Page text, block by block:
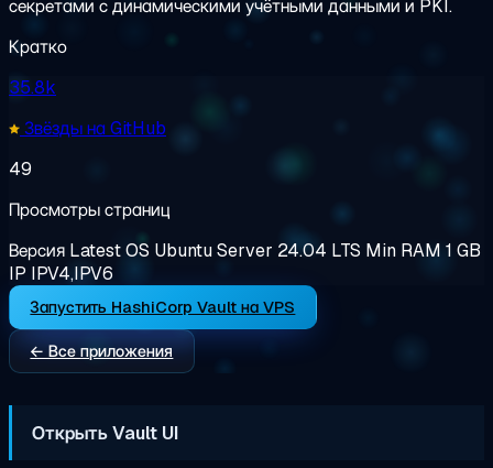
секретами с динамическими учётными данными и PKI.
Кратко
35.8k
Звёзды на GitHub
49
Просмотры страниц
Версия LatestOS Ubuntu Server 24.04 LTS Min RAM 1 GB
IP IPV4,IPV6
Запустить HashiCorp Vault на VPS
← Все приложения
Открыть Vault UI